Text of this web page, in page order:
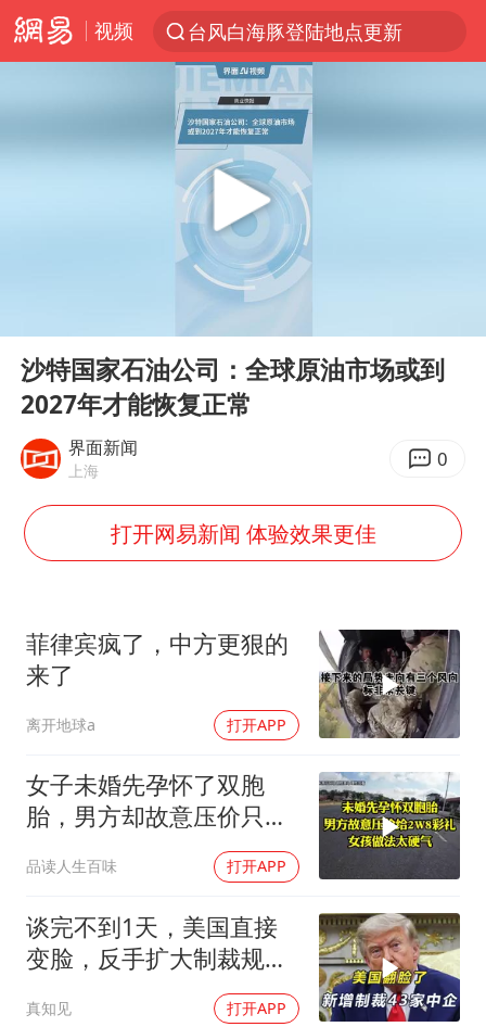
视频
台风白海豚登陆地点更新
台风白海豚进入48小时警戒线
台风白海豚影响中国已成定局
看守所辅警收受10万获刑1年
多地要求领导干部带头休假
U17国足1分钟轰2球
“China Cool”成海外热词
房主任回应争议
宇树科技王兴兴身家有望超200亿元
中国养老床位“三连降”
哪吒汽车南宁工厂设备降价20%拍卖
奋进开新局 实干挑大梁
Play
沙特国家石油公司：全球原油市场或到
2027年才能恢复正常
界面新闻
上海 0
打开网易新闻 体验效果更佳
菲律宾疯了，中方更狠的
来了
离开地球a 打开APP
女子未婚先孕怀了双胞
胎，男方却故意压价只给
品读人生百味 打开APP
谈完不到1天，美国直接
变脸，反手扩大制裁规
模，43家中企遭殃
真知见 打开APP